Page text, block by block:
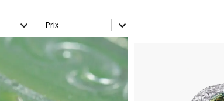
Couleur orle contenu